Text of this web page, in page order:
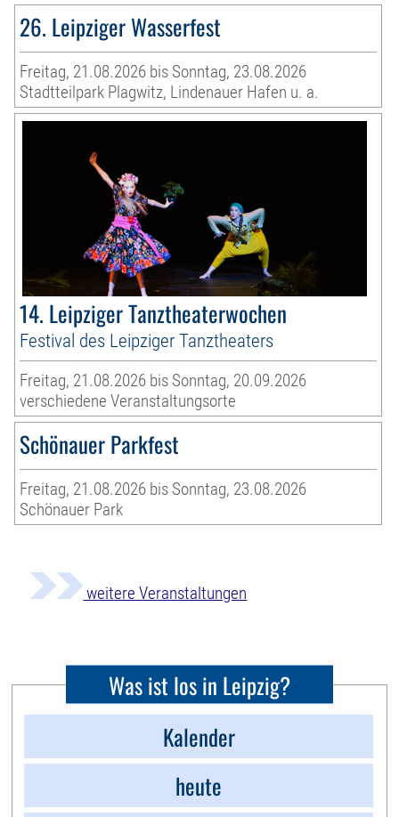
26. Leipziger Wasserfest
Freitag, 21.08.2026 bis Sonntag, 23.08.2026
Stadtteilpark Plagwitz, Lindenauer Hafen u. a.
14. Leipziger Tanztheaterwochen
Festival des Leipziger Tanztheaters
Freitag, 21.08.2026 bis Sonntag, 20.09.2026
verschiedene Veranstaltungsorte
Schönauer Parkfest
Freitag, 21.08.2026 bis Sonntag, 23.08.2026
Schönauer Park
weitere Veranstaltungen
Was ist los in Leipzig?
Kalender
heute